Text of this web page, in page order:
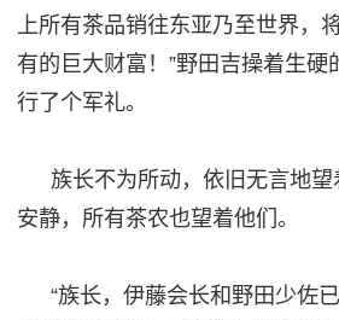
上所有茶品销往东亚乃至世界，
有的巨大财富！”野田吉操着生硬
行了个军礼。
族长不为所动，依旧无言地
安静，所有茶农也望着他们。
“族长，伊藤会长和野田少佐